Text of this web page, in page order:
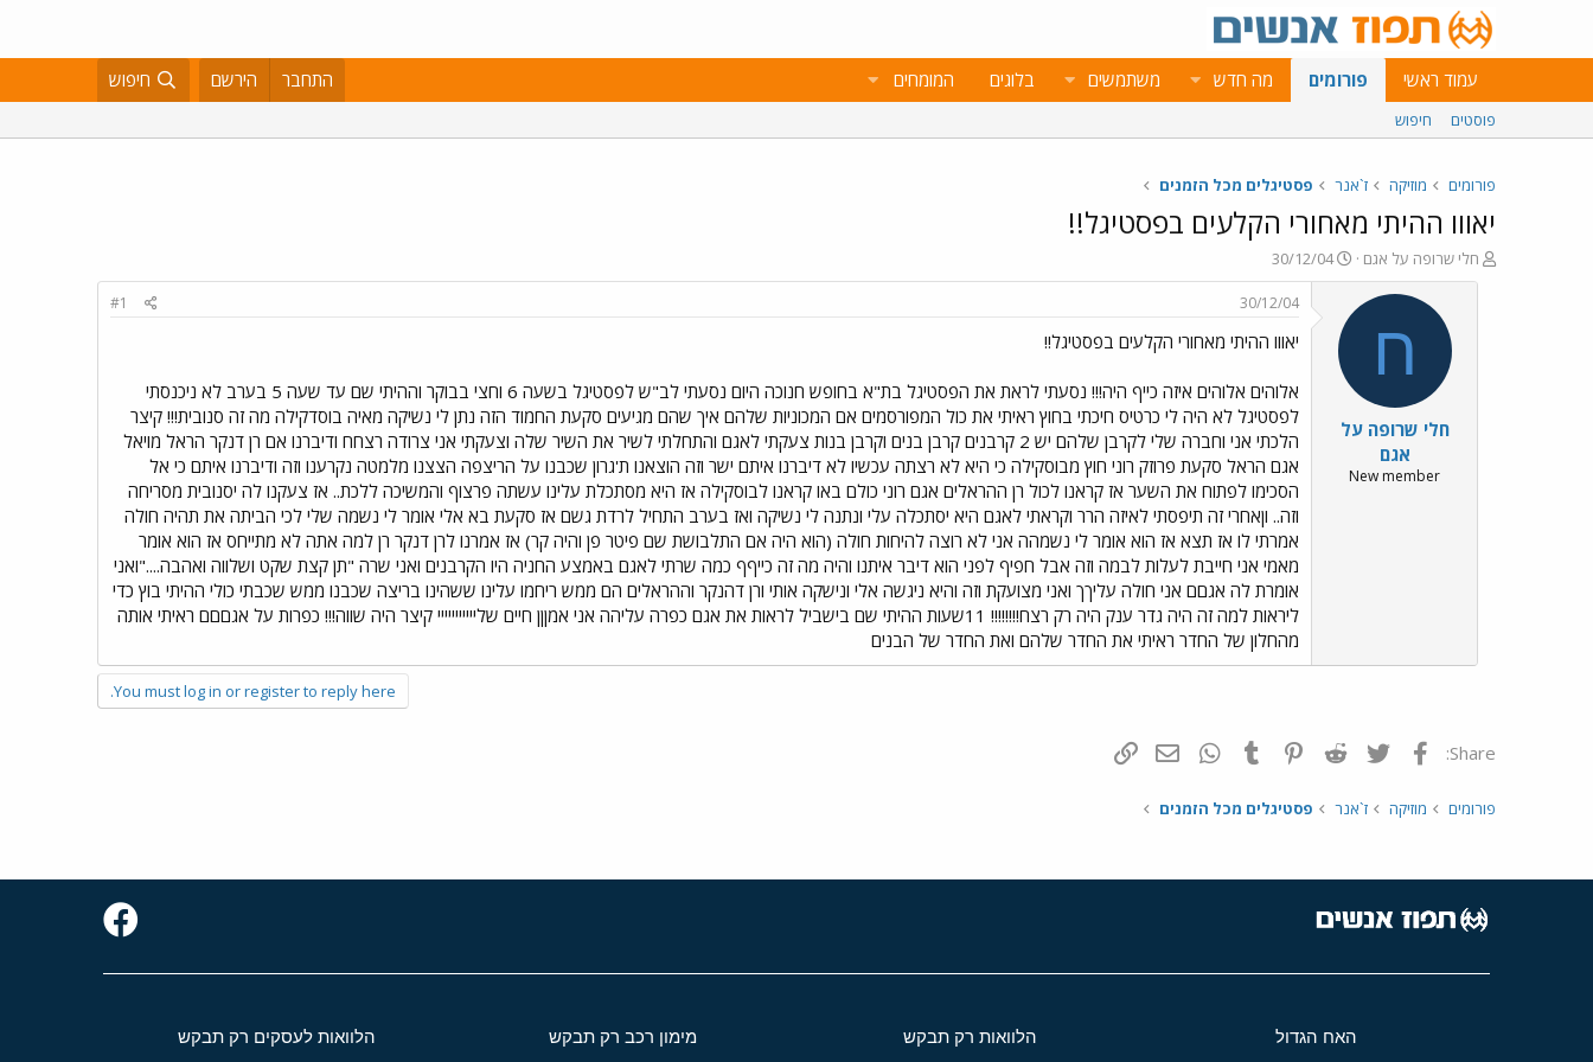
עמוד ראשי פורומים מה חדש משתמשים בלוגים המומחים התחבר הירשם חיפוש
פוסטים חיפוש
פורומים מוזיקה ז`אנר פסטיגלים מכל הזמנים
יאווו ההיתי מאחורי הקלעים בפסטיגל!!
פ
ו
חלי שרופה על אגם
פ
ו
30/12/04
ח
חלי שרופה על
אגם
New member
30/12/04
#1
יאווו ההיתי מאחורי הקלעים בפסטיגל!!
אלוהים אלוהים איזה כייף היה!!! נסעתי לראת את הפסטיגל בת"א בחופש חנוכה היום נסעתי לב"ש לפסטיגל בשעה 6 וחצי בבוקר וההיתי שם עד שעה 5 בערב לא ניכנסתי
לפסטיגל לא היה לי כרטיס חיכתי בחוץ ראיתי את כול המפורסמים אם המכוניות שלהם איך שהם מגיעים סקעת החמוד הזה נתן לי נשיקה מאיה בוסדקילה מה זה סנובית!!! קיצר
הלכתי אני וחברה שלי לקרבן שלהם יש 2 קרבנים קרבן בנים וקרבן בנות צעקתי לאגם והתחלתי לשיר את השיר שלה וצעקתי אני צרודה רצחח ודיברנו אם רן דנקר הראל מויאל
אגם הראל סקעת פרוזק רוני חוץ מבוסקילה כי היא לא רצתה עכשיו לא דיברנו איתם ישר וזה הוצאנו ת'גרון שכבנו על הריצפה הצצנו מלמטה נקרענו וזה ודיברנו איתם כי אל
הסכימו לפתוח את השער אז קראנו לכול רן ההראלים אגם רוני כולם באו קראנו לבוסקילה אז היא מסתכלת עלינו עשתה פרצוף והמשיכה ללכת.. אז צעקנו לה יסנובית מסריחה
וזה.. וןאחרי זה תיפסתי לאיזה הרר וקראתי לאגם היא יסתכלה עלי ונתנה לי נשיקה ואז בערב התחיל לרדת גשם אז סקעת בא אלי אומר לי נשמה שלי לכי הביתה את תהיה חולה
אמרתי לו אז תצא אז הוא אומר לי נשמהה אני לא רוצה להיחות חולה (הוא היה אם התלבושת שם פיטר פן והיה קר) אז אמרנו לרן דנקר רן למה אתה לא מתייחס אז הוא אומר
מאמי אני חייבת לעלות לבמה וזה אבל חפיף לפני הוא דיבר איתנו והיה מה זה כייףף כמה שרתי לאגם באמצע החניה היו הקרבנים ואני שרה "תן קצת שקט ושלווה ואהבה...."ואני
אומרת לה אגםם אני חולה עליךך ואני מצועקת וזה והיא ניגשה אלי ונישקה אותי ורן דהנקר וההראלים הם ממש ריחמו עלינו ששהינו בריצה שכבנו ממש שכבתי כולי ההיתי בוץ כדי
ליראות למה זה היה גדר ענק היה רק רצח!!!!!!!! 11שעות ההיתי שם בישביל לראות את אגם כפרה עליהה אני אמןןן חיים שלייייייייייי קיצר היה שווה!!! כפרות על אגםםם ראיתי אותה
מהחלון של החדר ראיתי את החדר שלהם ואת החדר של הבנים
You must log in or register to reply here.
Share: פייסבוק Twitter
Reddit
Pinterest
Tumblr
WhatsAppדואר אלקטרוני
פורומים מוזיקה ז`אנר פסטיגלים מכל הזמנים
האח הגדול הלוואות רק תבקש מימון רכב רק תבקש הלוואות לעסקים רק תבקש